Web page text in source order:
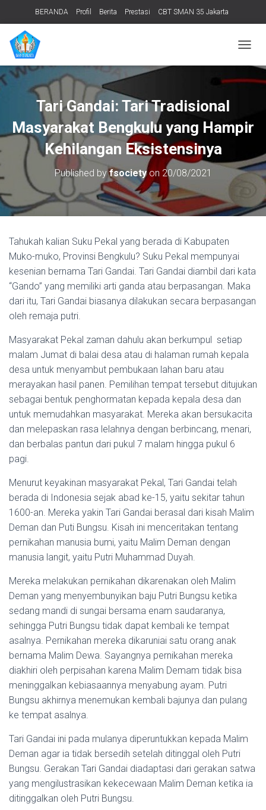
BERANDA Profil Berita Prestasi CBT SMAN 35 Jakarta
PERPUSTAKAAN
O
G
N
A
G
O
Tari Gandai: Tari Tradisional
Masyarakat Bengkulu yang Hampir
Kehilangan Eksistensinya
Published byfsocietyon 20/08/2021
Tahukah kalian Suku Pekal yang berada di Kabupaten
Muko-muko, Provinsi Bengkulu? Suku Pekal mempunyai
kesenian bernama Tari Gandai. Tari Gandai diambil dari kata
“Gando” yang memiliki arti ganda atau berpasangan. Maka
dari itu, Tari Gandai biasanya dilakukan secara berpasangan
oleh remaja putri.
Masyarakat Pekal zaman dahulu akan berkumpul setiap
malam Jumat di balai desa atau di halaman rumah kepala
desa untuk menyambut pembukaan lahan baru atau
merayakan hasil panen. Pemilihan tempat tersebut ditujukan
sebagai bentuk penghormatan kepada kepala desa dan
untuk memudahkan masyarakat. Mereka akan bersukacita
dan melepaskan rasa lelahnya dengan berbincang, menari,
dan berbalas pantun dari pukul 7 malam hingga pukul 6
pagi.
Menurut keyakinan masyarakat Pekal, Tari Gandai telah
berada di Indonesia sejak abad ke-15, yaitu sekitar tahun
1600-an. Mereka yakin Tari Gandai berasal dari kisah Malim
Deman dan Puti Bungsu. Kisah ini menceritakan tentang
pernikahan manusia bumi, yaitu Malim Deman dengan
manusia langit, yaitu Putri Muhammad Duyah.
Mereka melakukan pernikahan dikarenakan oleh Malim
Deman yang menyembunyikan baju Putri Bungsu ketika
sedang mandi di sungai bersama enam saudaranya,
sehingga Putri Bungsu tidak dapat kembali ke tempat
asalnya. Pernikahan mereka dikaruniai satu orang anak
bernama Malim Dewa. Sayangnya pernikahan mereka
diakhiri oleh perpisahan karena Malim Demam tidak bisa
meninggalkan kebiasaannya menyabung ayam. Putri
Bungsu akhirnya menemukan kembali bajunya dan pulang
ke tempat asalnya.
Tari Gandai ini pada mulanya diperuntukkan kepada Malim
Deman agar ia tidak bersedih setelah ditinggal oleh Putri
Bungsu. Gerakan Tari Gandai diadaptasi dari gerakan satwa
yang mengilustrasikan kekecewaan Malim Deman ketika ia
ditinggalkan oleh Putri Bungsu.